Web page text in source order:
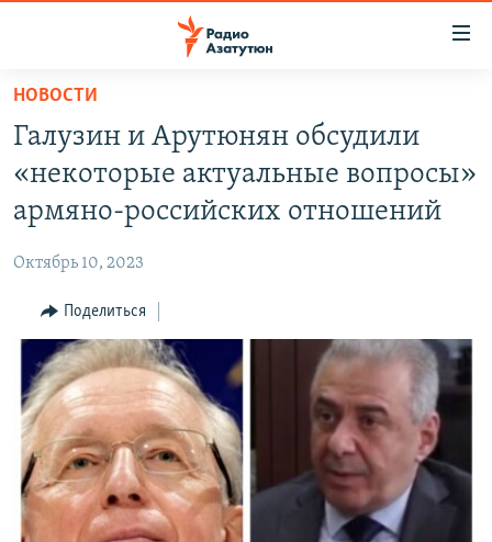
Перейти
основному
содержанию
основной
навигации
Перейти
поиску
НОВОСТИ
ЭКОНОМИКА
РЕГИОН
НАГОРНЫЙ КАРАБАХ
КУЛЬТУРА
СПОРТ
АРХИВ
Հայերեն
НОВОСТИ
Галузин и Арутюнян обсудили
«некоторые актуальные вопросы»
армяно-российских отношений
Октябрь 10, 2023
Поделиться